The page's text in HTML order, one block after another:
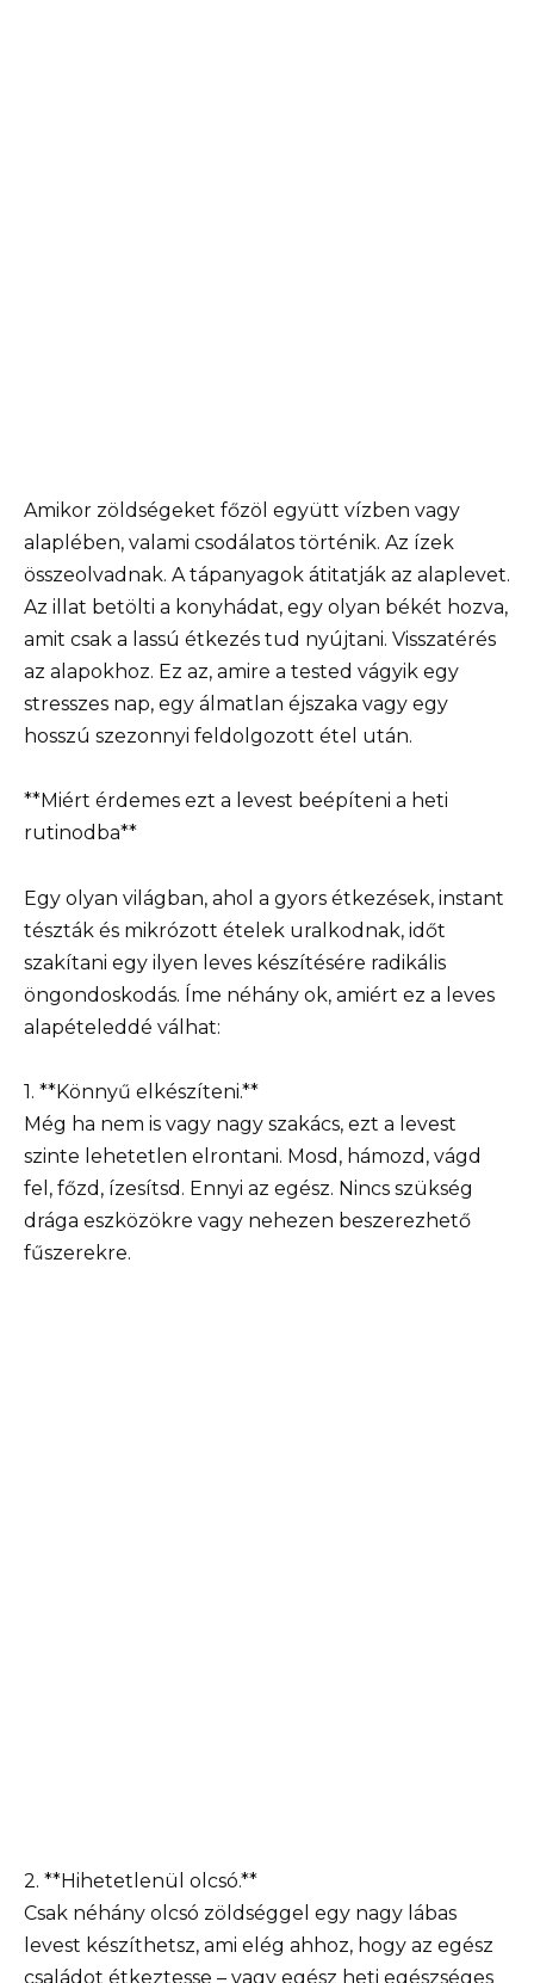
Amikor zöldségeket főzöl együtt vízben vagy
alaplében, valami csodálatos történik. Az ízek
összeolvadnak. A tápanyagok átitatják az alaplevet.
Az illat betölti a konyhádat, egy olyan békét hozva,
amit csak a lassú étkezés tud nyújtani. Visszatérés
az alapokhoz. Ez az, amire a tested vágyik egy
stresszes nap, egy álmatlan éjszaka vagy egy
hosszú szezonnyi feldolgozott étel után.
**Miért érdemes ezt a levest beépíteni a heti
rutinodba**
Egy olyan világban, ahol a gyors étkezések, instant
tészták és mikrózott ételek uralkodnak, időt
szakítani egy ilyen leves készítésére radikális
öngondoskodás. Íme néhány ok, amiért ez a leves
alapételeddé válhat:
1. **Könnyű elkészíteni.**
Még ha nem is vagy nagy szakács, ezt a levest
szinte lehetetlen elrontani. Mosd, hámozd, vágd
fel, főzd, ízesítsd. Ennyi az egész. Nincs szükség
drága eszközökre vagy nehezen beszerezhető
fűszerekre.
2. **Hihetetlenül olcsó.**
Csak néhány olcsó zöldséggel egy nagy lábas
levest készíthetsz, ami elég ahhoz, hogy az egész
családot étkeztesse – vagy egész heti egészséges